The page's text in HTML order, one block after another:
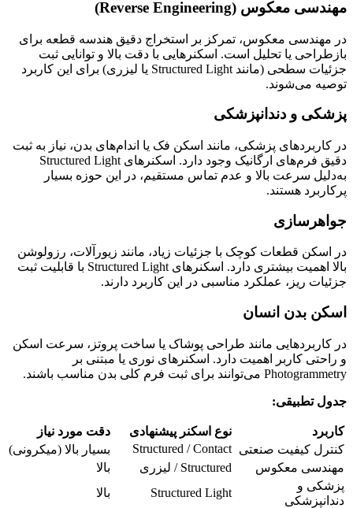
مهندسی معکوس (Reverse Engineering)
در مهندسی معکوس، تمرکز بر استخراج دقیق هندسه قطعه برای
بازطراحی یا تحلیل است. اسکنرهایی با دقت بالا و توانایی ثبت
جزئیات سطحی (مانند Structured Light یا لیزری) برای این کاربرد
توصیه می‌شوند.
پزشکی و دندانپزشکی
در کاربردهای پزشکی، مانند اسکن فک یا اندام‌های بدن، نیاز به ثبت
دقیق فرم‌های ارگانیک وجود دارد. اسکنرهای Structured Light
به‌دلیل سرعت بالا و عدم تماس مستقیم، در این حوزه بسیار
پرکاربرد هستند.
جواهرسازی
در اسکن قطعات کوچک با جزئیات زیاد، مانند زیورآلات، رزولوشن
بالا اهمیت بیشتری دارد. اسکنرهای Structured Light با قابلیت ثبت
جزئیات ریز، عملکرد مناسبی در این کاربرد دارند.
اسکن بدن انسان
در کاربردهایی مانند طراحی پوشاک یا ساخت پروتز، سرعت اسکن
و راحتی کاربر اهمیت دارد. اسکنرهای نوری یا مبتنی بر
Photogrammetry می‌توانند برای ثبت فرم کلی بدن مناسب باشند.
جدول تطبیقی:
کاربرد نوع اسکنر پیشنهادی
دقت مورد نیاز
کنترل کیفیت صنعتی Structured / Contact
بسیار بالا (میکرونی)
مهندسی معکوس
Structured / لیزری
بالا
پزشکی و
دندانپزشکی
Structured Light
بالا